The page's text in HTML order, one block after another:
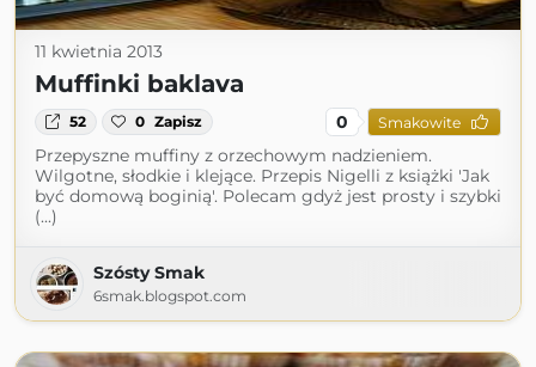
11 kwietnia 2013
Muffinki baklava
52 0 Zapisz 0 Smakowite
Przepyszne muffiny z orzechowym nadzieniem.
Wilgotne, słodkie i klejące. Przepis Nigelli z książki 'Jak
być domową boginią'. Polecam gdyż jest prosty i szybki
(...)
Szósty Smak
6smak.blogspot.com